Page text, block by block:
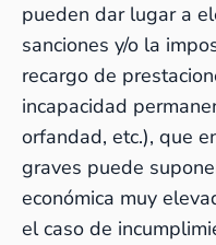
pueden dar lugar a
sanciones y/o la
recargo de
incapacidad
orfandad, etc.), que
graves puede
económica muy
el caso de